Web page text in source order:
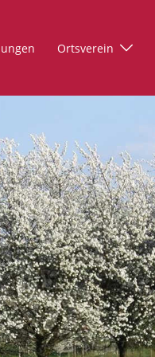
Ortsverein